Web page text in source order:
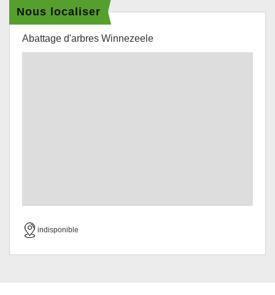
Nous localiser
Abattage d'arbres Winnezeele
indisponible